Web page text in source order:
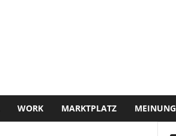
WORK MARKTPLATZ MEINUNG